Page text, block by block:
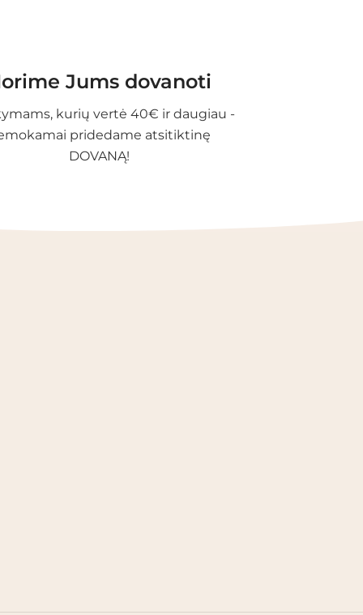
Jums dovanoti
kurių vertė 40€ ir daugiau -
pridedame atsitiktinę
DOVANĄ!